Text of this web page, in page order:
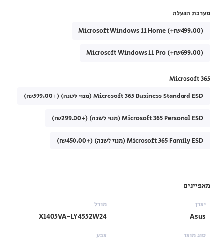
מערכת הפעלה
Microsoft Windows 11 Home (+₪499.00)
Microsoft Windows 11 Pro (+₪699.00)
Microsoft 365
Microsoft 365 Business Standard ESD (מנוי לשנה) (+₪599.00)
Microsoft 365 Personal ESD (מנוי לשנה) (+₪299.00)
Microsoft 365 Family ESD (מנוי לשנה) (+₪450.00)
מאפיינים
יצרן
Asus
מודל
X1405VA-LY4552W24
סוג מוצר צבע